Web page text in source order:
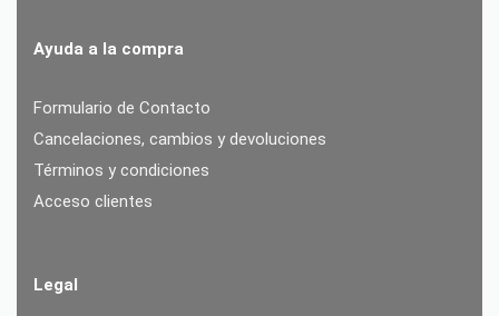
Ayuda a la compra
Formulario de Contacto
Cancelaciones, cambios y devoluciones
Términos y condiciones
Acceso clientes
Legal